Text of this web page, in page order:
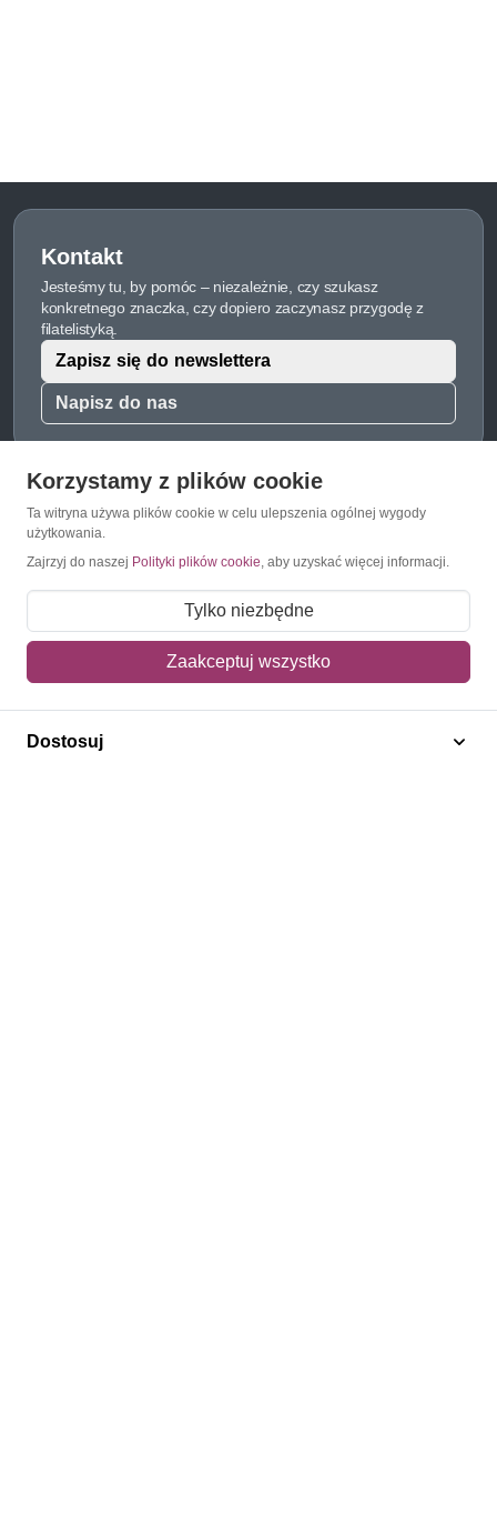
Kontakt
Jesteśmy tu, by pomóc – niezależnie, czy szukasz
konkretnego znaczka, czy dopiero zaczynasz przygodę z
filatelistyką.
Napisz do nas
Zapisz się do newslettera
O Znaczkopol.pl
O nas
Regulamin
Mapa strony
Korzystamy z plików cookie
Ta witryna używa plików cookie w celu ulepszenia ogólnej wygody
użytkowania.
Zajrzyj do naszej Polityki plików cookie, aby uzyskać więcej informacji.
Tylko niezbędne
Zaakceptuj wszystko
Dostosuj